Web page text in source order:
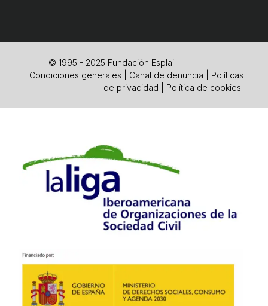
© 1995 - 2025 Fundación Esplai
Condiciones generales
Canal de denuncia
Políticas
de privacidad
Política de cookies